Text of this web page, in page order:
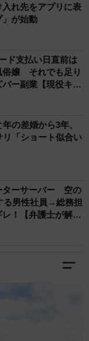
れ先をアプリに表
」が始動
ド支払い日直前は
嬢 それでも足り
ー副業【現役キャ
の差婚から3年、
「ショート似合い
ターサーバー 空の
る男性社員→総務担
！【弁護士が解